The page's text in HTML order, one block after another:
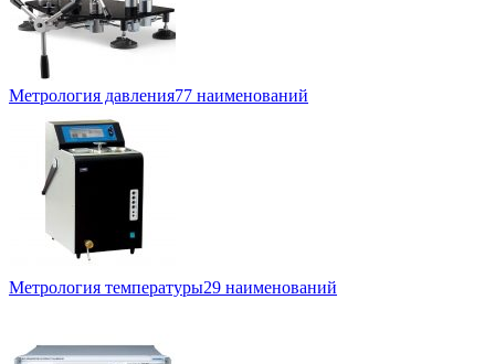
Метрология давления77 наименований
Метрология температуры29 наименований